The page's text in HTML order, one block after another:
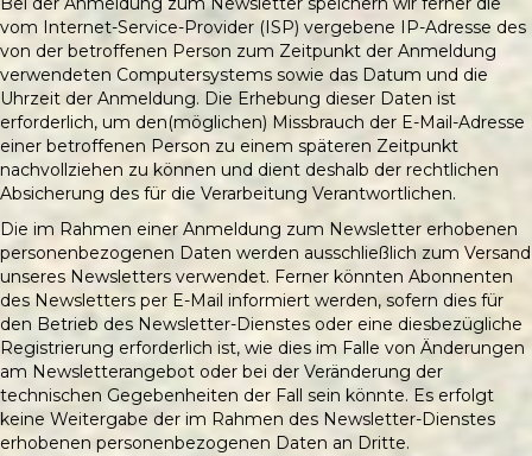
vom Internet-Service-Provider (ISP) vergebene IP-Adresse des
von der betroffenen Person zum Zeitpunkt der Anmeldung
verwendeten Computersystems sowie das Datum und die
Uhrzeit der Anmeldung. Die Erhebung dieser Daten ist
erforderlich, um den(möglichen) Missbrauch der E-Mail-Adresse
einer betroffenen Person zu einem späteren Zeitpunkt
nachvollziehen zu können und dient deshalb der rechtlichen
Absicherung des für die Verarbeitung Verantwortlichen.
Die im Rahmen einer Anmeldung zum Newsletter erhobenen
personenbezogenen Daten werden ausschließlich zum Versand
unseres Newsletters verwendet. Ferner könnten Abonnenten
des Newsletters per E-Mail informiert werden, sofern dies für
den Betrieb des Newsletter-Dienstes oder eine diesbezügliche
Registrierung erforderlich ist, wie dies im Falle von Änderungen
am Newsletterangebot oder bei der Veränderung der
technischen Gegebenheiten der Fall sein könnte. Es erfolgt
keine Weitergabe der im Rahmen des Newsletter-Dienstes
erhobenen personenbezogenen Daten an Dritte.